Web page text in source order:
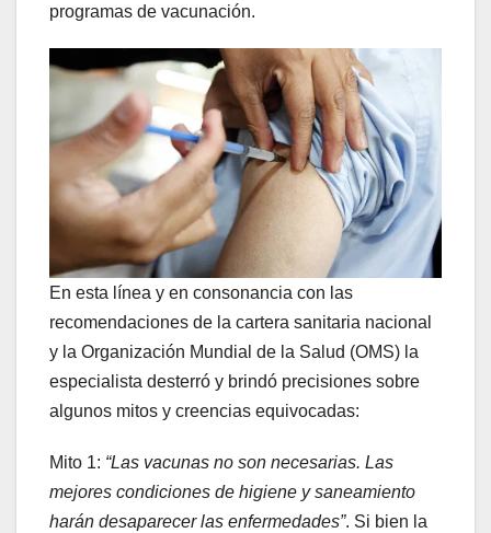
programas de vacunación.
En esta línea y en consonancia con las
recomendaciones de la cartera sanitaria nacional
y la Organización Mundial de la Salud (OMS) la
especialista desterró y brindó precisiones sobre
algunos mitos y creencias equivocadas:
Mito 1: “Las vacunas no son necesarias. Las
mejores condiciones de higiene y saneamiento
harán desaparecer las enfermedades”. Si bien la